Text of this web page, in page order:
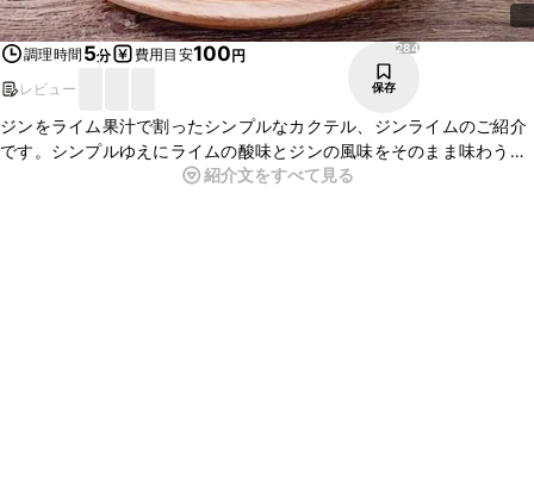
調理時間 5分 費用目安100円
レビュー
284
保存
ジンをライム果汁で割ったシンプルなカクテル、ジンライムのご紹介
です。シンプルゆえにライムの酸味とジンの風味をそのまま味わうこ
とができます。甘いカクテルが苦手な方におすすめですよ。ぜひお試
紹介文をすべて見る